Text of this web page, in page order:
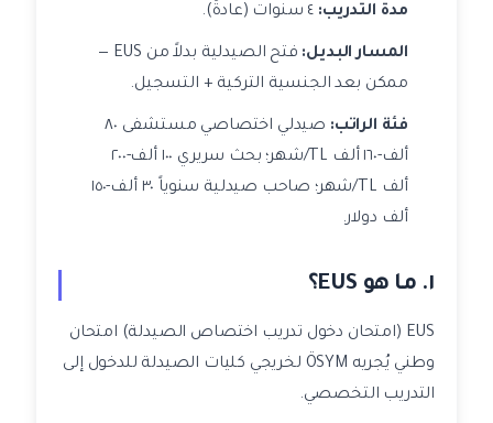
مدة التدريب:
المسار البديل:
فتح الصيدلية بدلاً من EUS —
ممكن بعد الجنسية التركية + التسجيل.
فئة الراتب:
صيدلي اختصاصي مستشفى ٨٠
ألف-١٦٠ ألف TL/شهر؛ بحث سريري ١٠٠ ألف-٢٠٠
ألف TL/شهر؛ صاحب صيدلية سنوياً ٣٠ ألف-١٥٠
ألف دولار.
١. ما هو EUS؟
EUS (امتحان دخول تدريب اختصاص الصيدلة) امتحان
وطني يُجريه ÖSYM لخريجي كليات الصيدلة للدخول إلى
التدريب التخصصي.